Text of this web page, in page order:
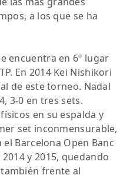
a los que se ha
encuentra en 6º lugar
En 2014 Kei Nishikori
de este torneo. Nadal
3-0 en tres sets.
en su espalda y
set inconmensurable,
Barcelona Open Banc
y 2015, quedando
frente al